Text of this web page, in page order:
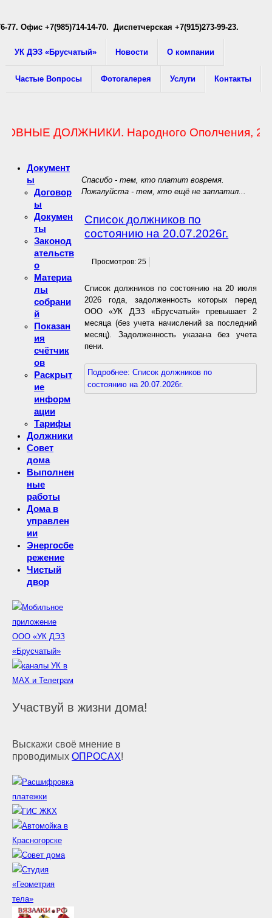
УК ДЭЗ «Брусчатый» Новости О компании
Частые Вопросы Фотогалерея Услуги Контакты
77. Офис +7(985)714-14-70. Диспетчерская +7(915)273-99-23.
ДОЛЖНИКИ. Народного Ополчения, 2Б: кв.10
Документ
ы
Договор
ы
Докумен
ты
Законод
ательств
о
Материа
лы
собрани
й
Показан
ия
счётчик
ов
Раскрыт
ие
информ
ации
Тарифы
Должники
Совет
дома
Выполнен
ные
работы
Дома в
управлен
ии
Энергосбе
режение
Чистый
двор
Участвуй в жизни дома!
Выскажи своё мнение в
проводимых ОПРОСАХ!
Спасибо - тем, кто платит вовремя.
Пожалуйста - тем, кто ещё не заплатил...
Список должников по
состоянию на 20.07.2026г.
Просмотров: 25
Список должников по состоянию на 20 июля
2026 года, задолженность которых перед
ООО «УК ДЭЗ «Брусчатый» превышает 2
месяца (без учета начислений за последний
месяц). Задолженность указана без учета
пени.
Подробнее: Список должников по
состоянию на 20.07.2026г.